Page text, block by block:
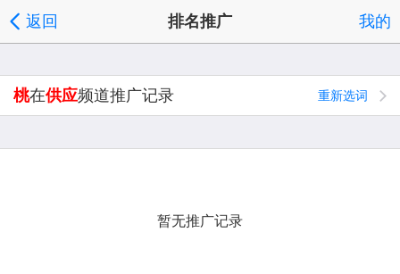
返回 排名推广 我的
重新选词
桃在供应频道推广记录
暂无推广记录